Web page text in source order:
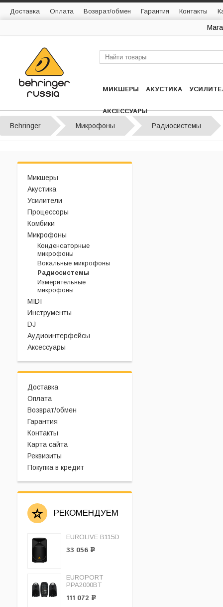
Доставка Оплата Возврат/обмен Гарантия Контакты
МИКШЕРЫ АКУСТИКА
АКСЕССУАРЫ
Behringer Микрофоны Радиосистемы
Микшеры
Акустика
Усилители
Процессоры
Комбики
Микрофоны
Конденсаторные
микрофоны
Вокальные микрофоны
Радиосистемы
Измерительные
микрофоны
MIDI
Инструменты
DJ
Аудиоинтерфейсы
Аксессуары
Доставка
Оплата
Возврат/обмен
Гарантия
Контакты
Карта сайта
Реквизиты
Покупка в кредит
РЕКОМЕНДУЕМ
EUROLIVE B115D
33 056 Р
EUROPORT
PPA2000BT
111 072 Р